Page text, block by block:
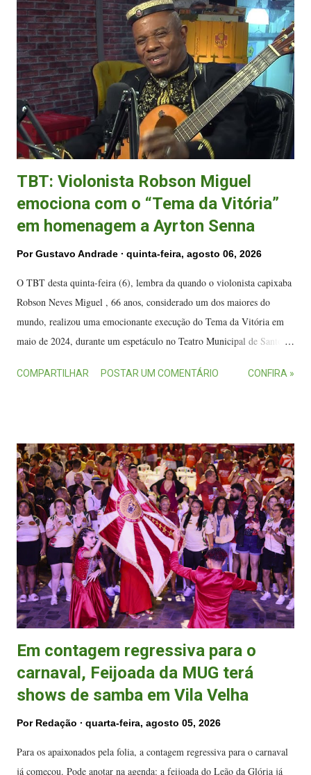
CEO da startup Musique, especializada em arquitetura sonora
multicamadas, o áudio deixou de ser apenas um elemento de conforto
para se transformar em um ativo estratégico para o varejo físico. "O
retail media nasceu muito associado ao ambiente digital, mas as lojas
físicas possuem ativos igualmente valiosos, e o áudio é um deles. Ele
deixou de ...
TBT: Violonista Robson Miguel
emociona com o “Tema da Vitória”
em homenagem a Ayrton Senna
PorGustavo Andrade quinta-feira, agosto 06, 2026
O TBT desta quinta-feira (6), lembra da quando o violonista capixaba
Robson Neves Miguel , 66 anos, considerado um dos maiores do
mundo, realizou uma emocionante execução do Tema da Vitória em
maio de 2024, durante um espetáculo no Teatro Municipal de Santo
Reprodução/YouTube) A performance marcou, pois foi na época em
no Instagram e no Threads e em diferentes canais no YouTube, tendo
voltado a ser compartilhado nos últimos meses. Em uma das
publicações, são mais de 11,2 mil curtidas e 8,6 mil
compartilhamentos. O artista Robson Neves Miguel, conhecido
artisticamente como Robson Miguel, é um renomado violonista,
compositor e arranjador brasileiro. Nascido em Vitória em 28 de
agosto de 1959, ele possui raízes profundas no bai...
COMPARTILHAR POSTAR UM COMENTÁRIO CONFIRA »
Em contagem regressiva para o
carnaval, Feijoada da MUG terá
shows de samba em Vila Velha
Por Redação quarta-feira, agosto 05, 2026
Para os apaixonados pela folia, a contagem regressiva para o carnaval
já começou. Pode anotar na agenda: a feijoada do Leão da Glória já